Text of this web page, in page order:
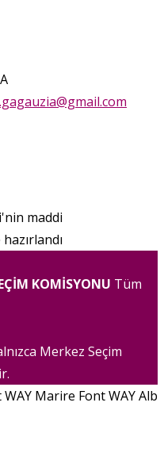
maddi
KOMİSYONU Tüm
Merkez Seçim
Marire Font WAYAlb